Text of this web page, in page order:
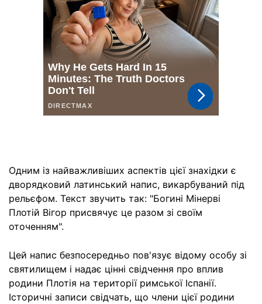
Одним із найважливіших аспектів цієї знахідки є
дворядковий латинський напис, викарбуваний під
рельєфом. Текст звучить так: "Богині Мінерві
Плотій Вігор присвячує це разом зі своїм
оточенням".
Цей напис безпосередньо пов'язує відому особу зі
святилищем і надає цінні свідчення про вплив
родини Плотія на території римської Іспанії.
Історичні записи свідчать, що члени цієї родини